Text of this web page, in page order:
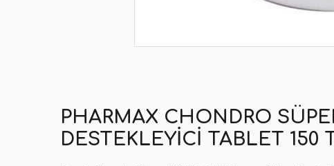
PHARMAX CHONDRO
DESTEKLEYICI TABLET 150